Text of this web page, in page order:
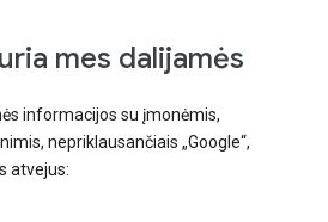
mes dalijamės
informacijos su įmonėmis,
nepriklausančiais „Google“,
atvejus: